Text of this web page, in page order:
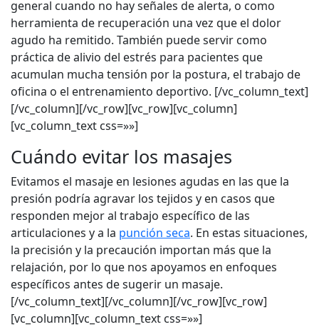
general cuando no hay señales de alerta, o como
herramienta de recuperación una vez que el dolor
agudo ha remitido. También puede servir como
práctica de alivio del estrés para pacientes que
acumulan mucha tensión por la postura, el trabajo de
oficina o el entrenamiento deportivo. [/vc_column_text]
[/vc_column][/vc_row][vc_row][vc_column]
[vc_column_text css=»»]
Cuándo evitar los masajes
Evitamos el masaje en lesiones agudas en las que la
presión podría agravar los tejidos y en casos que
responden mejor al trabajo específico de las
articulaciones y a la punción seca. En estas situaciones,
la precisión y la precaución importan más que la
relajación, por lo que nos apoyamos en enfoques
específicos antes de sugerir un masaje.
[/vc_column_text][/vc_column][/vc_row][vc_row]
[vc_column][vc_column_text css=»»]